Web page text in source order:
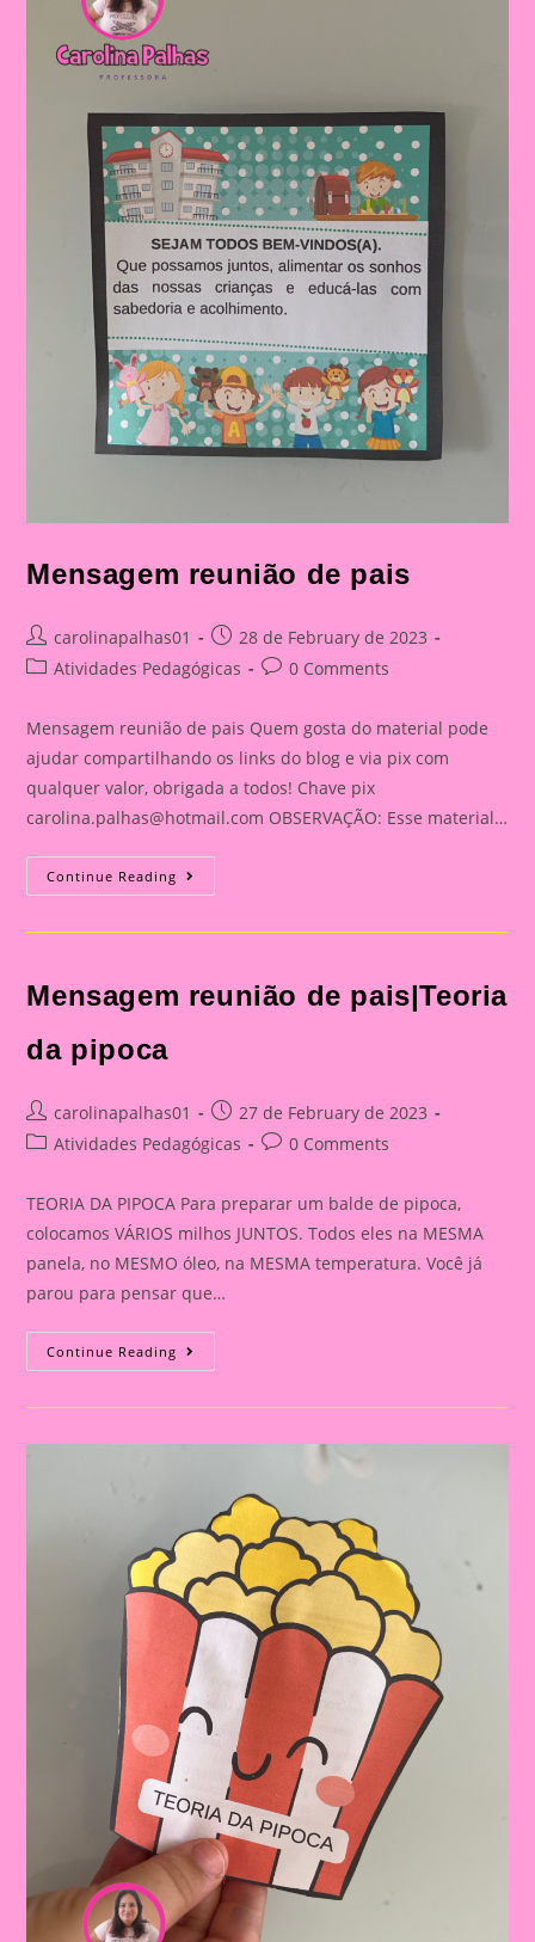
Mensagem reunião de pais
Post
author:
carolinapalhas01
Post
published:
28 de February de 2023
PostAtividades Pedagógicas
Post0 Comments
Mensagem reunião de pais Quem gosta do material pode
ajudar compartilhando os links do blog e via pix com
qualquer valor, obrigada a todos! Chave pix
carolina.palhas@hotmail.com OBSERVAÇÃO: Esse material…
Continue Reading Mensagem
Reunião
Pais
Mensagem reunião de pais|Teoria
da pipoca
Post
author:
carolinapalhas01
Post
published:
27 de February de 2023
PostAtividades Pedagógicas
Post0 Comments
TEORIA DA PIPOCA Para preparar um balde de pipoca,
colocamos VÁRIOS milhos JUNTOS. Todos eles na MESMA
panela, no MESMO óleo, na MESMA temperatura. Você já
parou para pensar que…
Continue Reading Mensagem
Reunião
Pais|Teoria